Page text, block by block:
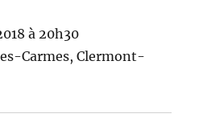
à 20h30
Carmes, Clermont-